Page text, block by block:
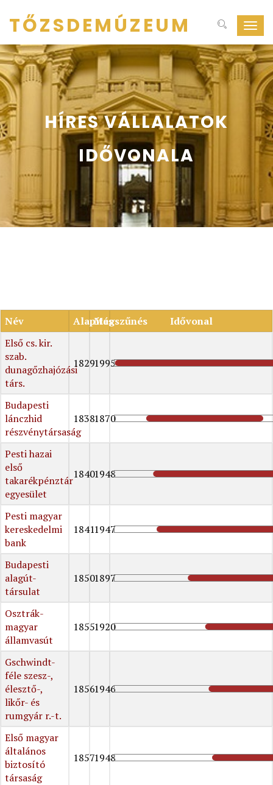
ki-
be
TŐZSDEMÚZEUM
HÍRES VÁLLALATOK
IDŐVONALA
Név AlapításMegszűnés
Idővonal
Első cs. kir.
szab.
dunagőzhajózási
társ.
18291995
Budapesti
lánczhid
részvénytársaság
18381870
Pesti hazai
első
takarékpénztár
egyesület
18401948
Pesti magyar
kereskedelmi
bank
18411947
Budapesti
alagút-
társulat
18501897
Osztrák-
magyar
államvasút
18551920
Gschwindt-
féle szesz-,
élesztő-,
likőr- és
rumgyár r.-t.
18561946
Első magyar
általános
biztosító
társaság
18571948